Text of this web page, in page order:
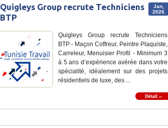
Jan,
2026
Quigleys Group recrute Techniciens
BTP
Quigleys Group recrute Techniciens
BTP - Maçon Coffreur, Peintre Plaquiste,
Carreleur, Menuisier Profil - Minimum 3
à 5 ans d’expérience avérée dans votre
spécialité, idéalement sur des projets
résidentiels de luxe, des ...
Détail ››